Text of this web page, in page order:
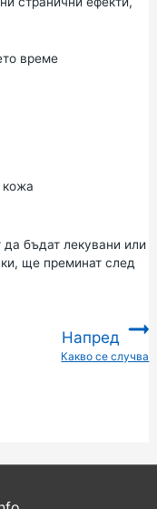
време
кожа
бъдат лекувани или
ще преминат след
Напред
Какво се случва